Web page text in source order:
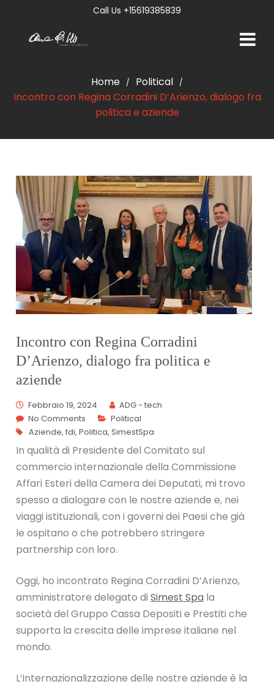
Call Us +15619385839
Home / Political /
Incontro con Regina Corradini D’Arienzo, dialogo fra
politica e aziende
Incontro con Regina Corradini
D’Arienzo, dialogo fra politica e
aziende
Febbraio 19, 2024
ADG - tech
No Comments
Political
Aziende,fdi,Politica,SimestSpa
In qualità di Presidente del Comitato sul
commercio internazionale della Commissione
Affari Esteri della Camera dei Deputati, mi trovo
spesso a dialogare con le nostre aziende e, nei
viaggi istituzionali, con i governi dei Paesi che già
le ospitano o che potrebbero stringere
partnership con loro.
Oggi, ho incontrato Regina Corradini D’Arienzo,
amministratore delegato diSimest Spa la
società del Gruppo Cassa Depositi e Prestiti che
supporta la crescita delle imprese italiane nel
mondo.
L’internazionalizzazione delle nostre aziende è la